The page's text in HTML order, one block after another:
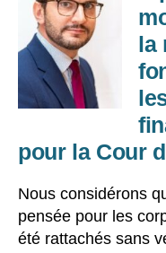
la
pour la Cour
Nous considérons
pensée pour les
été rattachés sans